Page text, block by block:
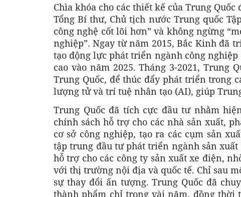
Chìa khóa cho các thiết kế của Trung
Tổng Bí thư, Chủ tịch nước Trung quốc
công nghệ cốt lõi hơn” và không ngừng
nghiệp”. Ngay từ năm 2015, Bắc Kinh đã
tạo động lực phát triển ngành công
cao vào năm 2025. Tháng 3-2021, Trung
Trung Quốc, để thúc đẩy phát triển trong
lượng tử và trí tuệ nhân tạo (AI), giúp
Trung Quốc đã tích cực đầu tư nhằm
chính sách hỗ trợ cho các nhà sản xuất,
cơ sở công nghiệp, tạo ra các cụm sản
tập trung đầu tư phát triển ngành sản
hỗ trợ cho các công ty sản xuất xe điện,
với thị trường nội địa và quốc tế. Chỉ sau
sự thay đổi ấn tượng. Trung Quốc đã
thành phẩm chỉ trong vài năm, đồng thời